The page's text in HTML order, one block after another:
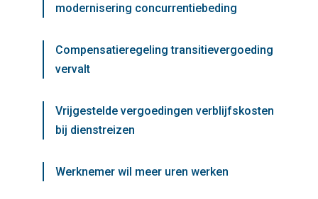
modernisering concurrentiebeding
Compensatieregeling transitievergoeding
vervalt
Vrijgestelde vergoedingen verblijfskosten
bij dienstreizen
Werknemer wil meer uren werken